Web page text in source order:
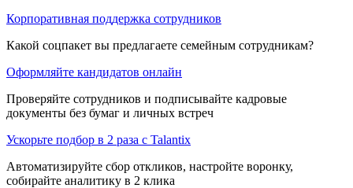
Корпоративная поддержка сотрудников
Какой соцпакет вы предлагаете семейным сотрудникам?
Оформляйте кандидатов онлайн
Проверяйте сотрудников и подписывайте кадровые
документы без бумаг и личных встреч
Ускорьте подбор в 2 раза с Talantix
Автоматизируйте сбор откликов, настройте воронку,
собирайте аналитику в 2 клика